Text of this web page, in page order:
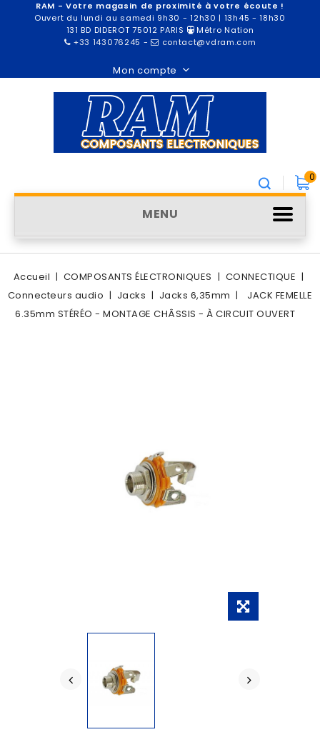
RAM - Votre magasin de proximité à votre écoute !
Ouvert du lundi au samedi 9h30 - 12h30 | 13h45 - 18h30
131 BD DIDEROT 75012 PARIS
Métro Nation
+33 143076245 - contact@vdram.com
Mon compte
0
MENU
Accueil COMPOSANTS ÉLECTRONIQUES
CONNECTIQUE
Connecteurs audio
Jacks Jacks 6,35mm
JACK FEMELLE
6.35mm STÉRÉO - MONTAGE CHÂSSIS - À CIRCUIT OUVERT